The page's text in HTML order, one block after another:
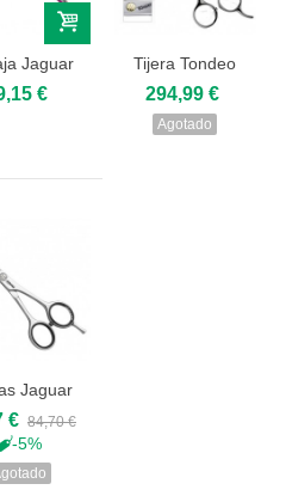
Jaguar
M Pink
€
Tijera Tondeo
Seven Black 7"
294,99 €
Agotado
Jaguar
Ice
€ 84,70 €
-5%